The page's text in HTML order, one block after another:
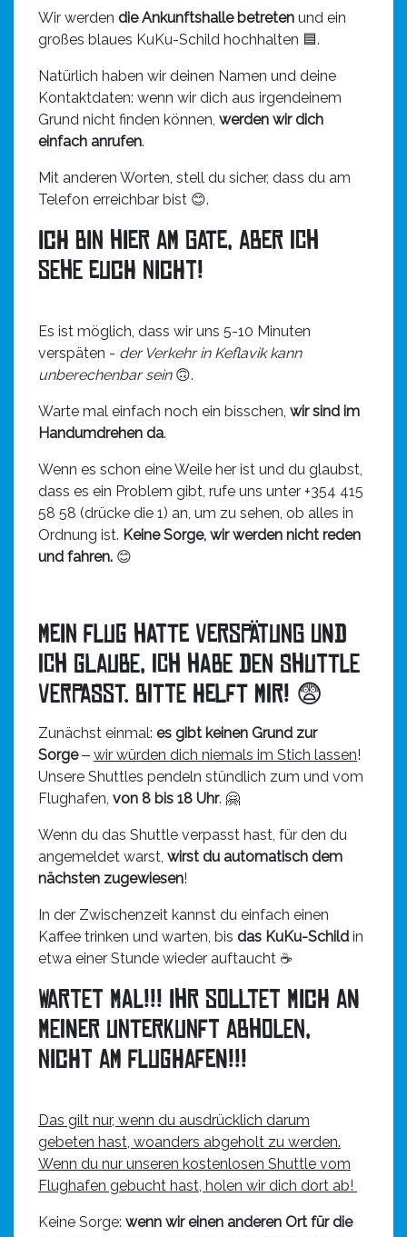
Wir werden die Ankunftshalle betreten und ein
großes blaues KuKu-Schild hochhalten 🟦.
Natürlich haben wir deinen Namen und deine
Kontaktdaten: wenn wir dich aus irgendeinem
Grund nicht finden können, werden wir dich
einfach anrufen.
Mit anderen Worten, stell du sicher, dass du am
Telefon erreichbar bist 😊.
Ich bin hier am Gate, aber ich
sehe euch nicht!
Es ist möglich, dass wir uns 5-10 Minuten
verspäten - der Verkehr in Keflavik kann
unberechenbar sein🙃.
Warte mal einfach noch ein bisschen, wir sind im
Handumdrehen da.
Wenn es schon eine Weile her ist und du glaubst,
dass es ein Problem gibt, rufe uns unter +354 415
58 58 (drücke die 1) an, um zu sehen, ob alles in
Ordnung ist. Keine Sorge, wir werden nicht reden
und fahren. 😊
Mein Flug hatte Verspätung und
ich glaube, ich habe den Shuttle
verpasst. BITTE HELFT MIR! 😨
Zunächst einmal: es gibt keinen Grund zur
Sorge ‒ wir würden dich niemals im Stich lassen!
Unsere Shuttles pendeln stündlich zum und vom
Flughafen, von 8 bis 18 Uhr. 🤗
Wenn du das Shuttle verpasst hast, für den du
angemeldet warst, wirst du automatisch dem
nächsten zugewiesen!
In der Zwischenzeit kannst du einfach einen
Kaffee trinken und warten, bis das KuKu-Schild in
etwa einer Stunde wieder auftaucht ☕
Wartet mal!!! Ihr solltet mich an
meiner Unterkunft abholen,
nicht am Flughafen!!!
Das gilt nur, wenn du ausdrücklich darum
gebeten hast, woanders abgeholt zu werden.
Wenn du nur unseren kostenlosen Shuttle vom
Flughafen gebucht hast, holen wir dich dort ab!
Keine Sorge: wenn wir einen anderen Ort für die